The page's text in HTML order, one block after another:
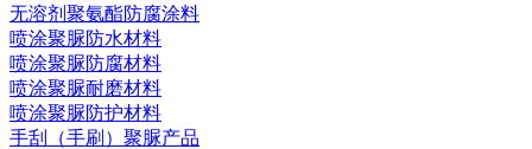
无溶剂聚氨酯防腐涂料
喷涂聚脲防水材料
喷涂聚脲防腐材料
喷涂聚脲耐磨材料
喷涂聚脲防护材料
手刮（手刷）聚脲产品